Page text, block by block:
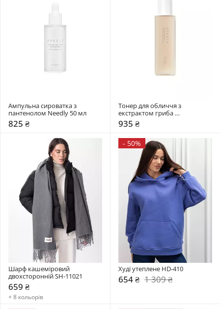
Ампульна сироватка з
пантенолом Needly 50 мл
825 ₴
Тонер для обличчя з
екстрактом гриба
Альбатрелус Needly 145 мл
935 ₴
Шарф кашеміровий
двохсторонній SH-11021
659 ₴
+ 8 кольорів
- 50%
Худі утеплене HD-410
654 ₴ 1 309 ₴